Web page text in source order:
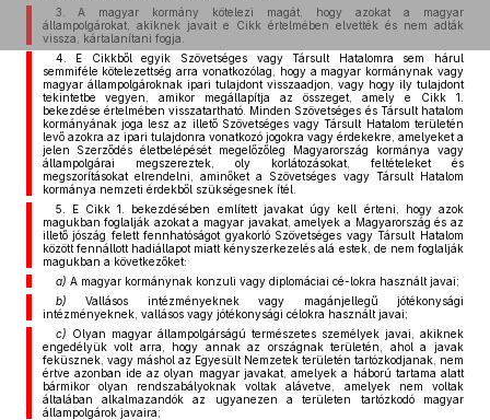
3. A magyar kormány kötelezi magát, hogy azokat a magyar
állampolgárokat, akiknek javait e Cikk értelmében elvették és nem adták
vissza, kártalanítani fogja.
4. E Cikkből egyik Szövetséges vagy Társult Hatalomra sem hárul
semmiféle kötelezettség arra vonatkozólag, hogy a magyar kormánynak vagy
magyar állampolgároknak ipari tulajdont visszaadjon, vagy hogy ily tulajdont
tekintetbe vegyen, amikor megállapítja az összeget, amely e Cikk 1.
bekezdése értelmében visszatartható. Minden Szövetséges és Társult hatalom
kormányának joga lesz az illető Szövetséges vagy Társult Hatalom területén
levő azokra az ipari tulajdonra vonatkozó jogokra vagy érdekekre, amelyeket a
jelen Szerződés életbelépését megelőzőleg Magyarország kormánya vagy
állampolgárai megszereztek, oly korlátozásokat, feltételeket és
megszorításokat elrendelni, aminőket a Szövetséges vagy Társult Hatalom
kormánya nemzeti érdekből szükségesnek ítél.
5. E Cikk 1. bekezdésében említett javakat úgy kell érteni, hogy azok
magukban foglalják azokat a magyar javakat, amelyek a Magyarország és az
illető jószág felett fennhatóságot gyakorló Szövetséges vagy Társult Hatalom
között fennállott hadiállapot miatt kényszerkezelés alá estek, de nem foglalják
magukban a következőket:
a) A magyar kormánynak konzuli vagy diplomáciai cé-lokra használt javai;
b) Vallásos intézményeknek vagy magánjellegű jótékonysági
intézményeknek, vallásos vagy jótékonysági célokra használt javai;
c) Olyan magyar állampolgárságú természetes személyek javai, akiknek
engedélyük volt arra, hogy annak az országnak területén, ahol a javak
feküsznek, vagy máshol az Egyesült Nemzetek területén tartózkodjanak, nem
értve azonban ide az olyan magyar javakat, amelyek a háború tartama alatt
bármikor olyan rendszabályoknak voltak alávetve, amelyek nem voltak
általában alkalmazandók az ugyanezen a területen tartózkodó magyar
állampolgárok javaira;